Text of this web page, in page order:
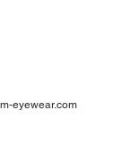
eyewear.com